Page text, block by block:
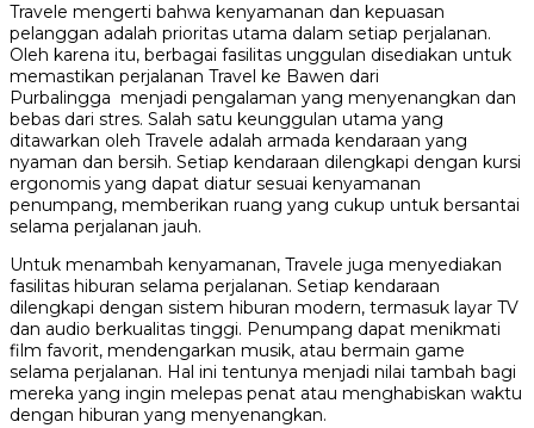
Travele mengerti bahwa kenyamanan dan kepuasan
pelanggan adalah prioritas utama dalam setiap perjalanan.
Oleh karena itu, berbagai fasilitas unggulan disediakan untuk
memastikan perjalanan Travel ke Bawen dari
Purbalingga menjadi pengalaman yang menyenangkan dan
bebas dari stres. Salah satu keunggulan utama yang
ditawarkan oleh Travele adalah armada kendaraan yang
nyaman dan bersih. Setiap kendaraan dilengkapi dengan kursi
ergonomis yang dapat diatur sesuai kenyamanan
penumpang, memberikan ruang yang cukup untuk bersantai
selama perjalanan jauh.
Untuk menambah kenyamanan, Travele juga menyediakan
fasilitas hiburan selama perjalanan. Setiap kendaraan
dilengkapi dengan sistem hiburan modern, termasuk layar TV
dan audio berkualitas tinggi. Penumpang dapat menikmati
film favorit, mendengarkan musik, atau bermain game
selama perjalanan. Hal ini tentunya menjadi nilai tambah bagi
mereka yang ingin melepas penat atau menghabiskan waktu
dengan hiburan yang menyenangkan.